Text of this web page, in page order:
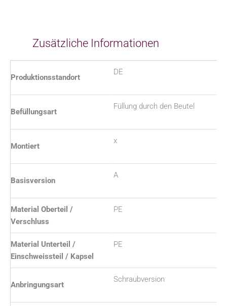
Zusätzliche Informationen
Produktionsstandort
DE
Befüllungsart
Füllung durch den Beutel
Montiert
x
Basisversion
A
Material Oberteil /
Verschluss
PE
Material Unterteil /
Einschweissteil / Kapsel
PE
Anbringungsart
Schraubversion